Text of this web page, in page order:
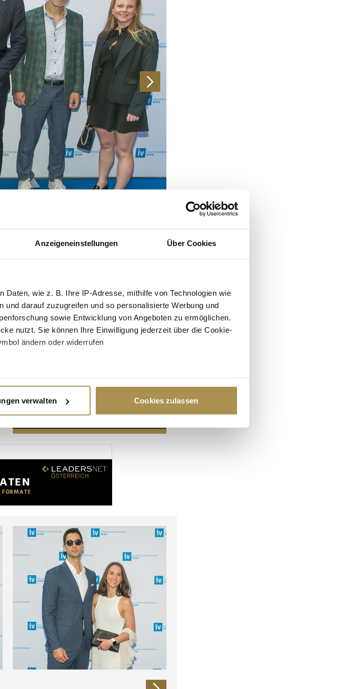
Anzeigeneinstellungen Über Cookies
Daten, wie z. B. Ihre IP-Adresse, mithilfe von Technologien wie
darauf zuzugreifen und so personalisierte Werbung und
sowie Entwicklung von Angeboten zu ermöglichen.
nutzt. Sie können Ihre Einwilligung jederzeit über die Cookie-
ändern oder widerrufen
werden, und legen Sie Ihre Präferenzen im
Funktionen für soziale Medien anbieten zu können
Analysen weiter. Unsere Partner führen diese Informationen
bereitgestellt haben oder die sie im Rahmen Ihrer Nutzung
verwalten Cookies zulassen
Advertisement